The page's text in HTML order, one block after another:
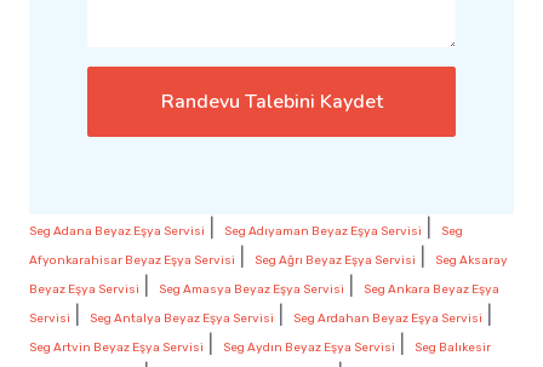
Randevu Talebini Kaydet
Seg Adana Beyaz Eşya Servisi Seg Adıyaman Beyaz Eşya Servisi
Seg
Afyonkarahisar Beyaz Eşya Servisi
Seg Ağrı Beyaz Eşya Servisi
Seg Aksaray
Beyaz Eşya Servisi
Seg Amasya Beyaz Eşya Servisi
Seg Ankara Beyaz Eşya
Servisi
Seg Antalya Beyaz Eşya Servisi Seg Ardahan Beyaz Eşya Servisi
Seg Artvin Beyaz Eşya Servisi Seg Aydın Beyaz Eşya Servisi
Seg Balıkesir